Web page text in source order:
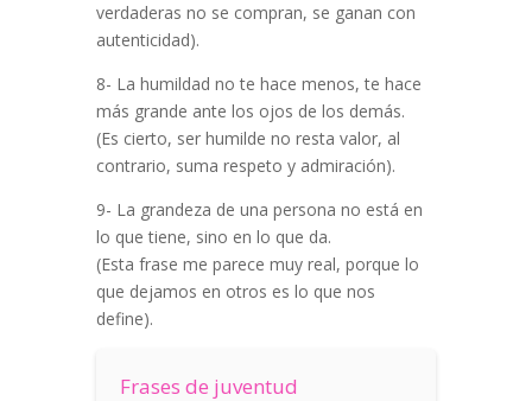
verdaderas no se compran, se ganan con
autenticidad).
8- La humildad no te hace menos, te hace
más grande ante los ojos de los demás.
(Es cierto, ser humilde no resta valor, al
contrario, suma respeto y admiración).
9- La grandeza de una persona no está en
lo que tiene, sino en lo que da.
(Esta frase me parece muy real, porque lo
que dejamos en otros es lo que nos
define).
Frases de juventud